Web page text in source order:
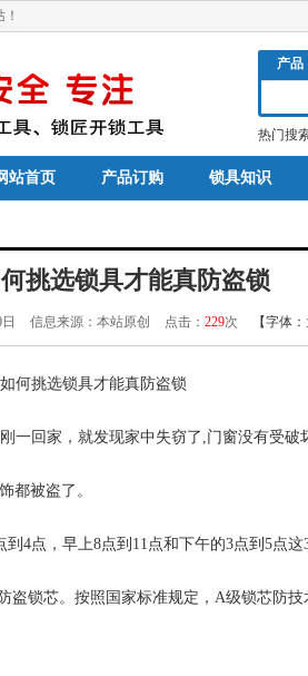
产品
热门搜
站首页 产品订购 锁具知识
挑选锁具才能真防盗锁
信息来源：本站原创 点击： 229次 【字体：
能真防盗锁
一回家，就发现家中失窃了,门窗没有受破
都被盗了。
4点，早上8点到11点和下午的3点到5点
盗锁芯。按照国家标准规定，A级锁芯防